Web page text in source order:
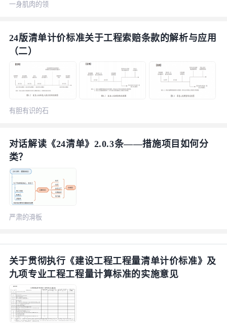
一身肌肉的领
24版清单计价标准关于工程索赔条款的解析与应用
（二）
有胆有识的石
对话解读《24清单》2.0.3条——措施项目如何分
类？
严肃的滑板
关于贯彻执行《建设工程工程量清单计价标准》及
九项专业工程工程量计算标准的实施意见